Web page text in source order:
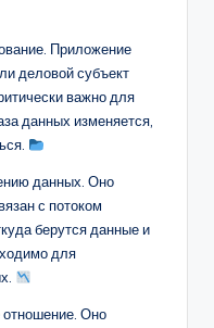
Приложение
деловой субъект
важно для
данных изменяется,
данных. Оно
с потоком
берутся данные и
для
отношение. Оно